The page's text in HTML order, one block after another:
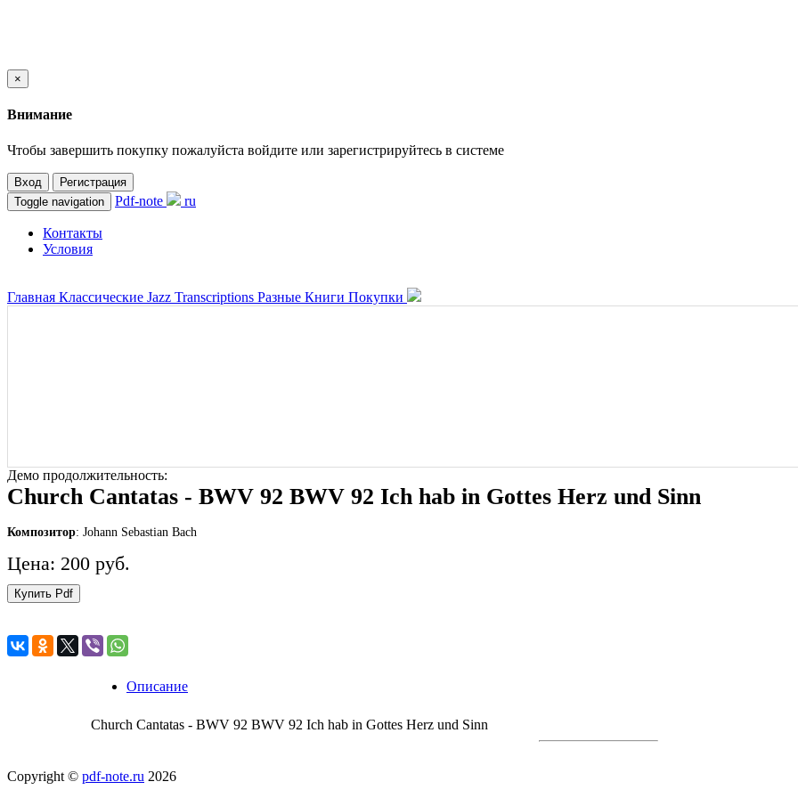
×
Внимание
Чтобы завершить покупку пожалуйста войдите или зарегистрируйтесь в системе
Вход
Регистрация
Toggle navigation
Pdf-note ru
Контакты
Условия
Главная Классические Jazz Transcriptions Разные Книги Покупки
Демо продолжительность:
Church Cantatas - BWV 92 BWV 92 Ich hab in Gottes Herz und Sinn
Композитор: Johann Sebastian Bach
Цена: 200 руб.
Купить Pdf
Описание
Church Cantatas - BWV 92 BWV 92 Ich hab in Gottes Herz und Sinn
Copyright © pdf-note.ru 2026